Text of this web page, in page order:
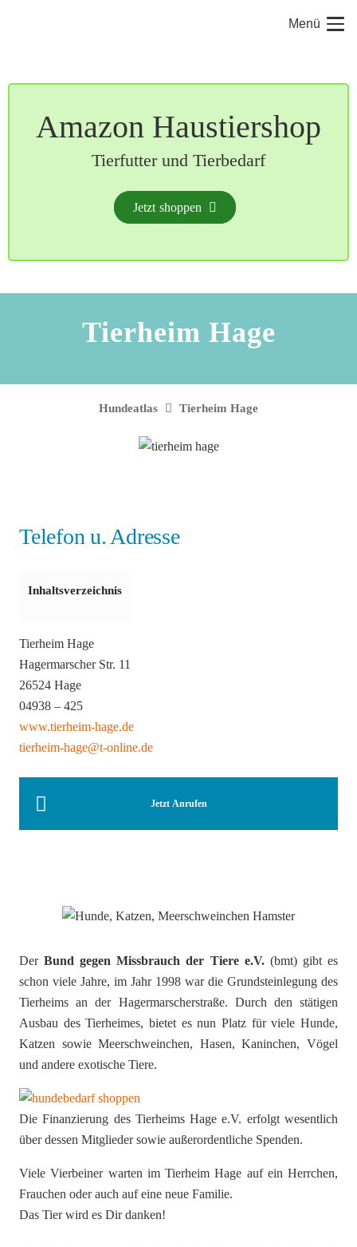
Menü
Amazon Haustiershop
Tierfutter und Tierbedarf
Jetzt shoppen
Tierheim Hage
Hundeatlas Tierheim Hage
Telefon u. Adresse
Inhaltsverzeichnis
Tierheim Hage
Hagermarscher Str. 11
26524 Hage
04938 – 425
www.tierheim-hage.de
tierheim-hage@t-online.de
Jetzt Anrufen
DerBund gegen Missbrauch der Tiere e.V.(bmt) gibt es
schon viele Jahre, im Jahr 1998 war die Grundsteinlegung des
Tierheims an der Hagermarscherstraße. Durch den stätigen
Ausbau des Tierheimes, bietet es nun Platz für viele Hunde,
Katzen sowie Meerschweinchen, Hasen, Kaninchen, Vögel
und andere exotische Tiere.
Die Finanzierung des Tierheims Hage e.V. erfolgt wesentlich
über dessen Mitglieder sowie außerordentliche Spenden.
Viele Vierbeiner warten im Tierheim Hage auf ein Herrchen,
Frauchen oder auch auf eine neue Familie.
Das Tier wird es Dir danken!